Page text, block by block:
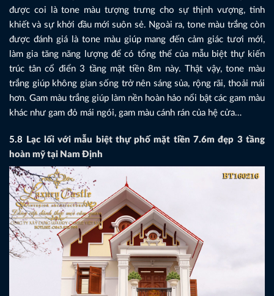
được coi là tone màu tượng trưng cho sự thịnh vượng, tinh
khiết và sự khởi đầu mới suôn sẻ. Ngoài ra, tone màu trắng còn
được đánh giá là tone màu giúp mang đến cảm giác tươi mới,
làm gia tăng năng lượng để có tổng thể của mẫu biệt thự kiến
trúc tân cổ điển 3 tầng mặt tiền 8m này. Thật vậy, tone màu
trắng giúp không gian sống trở nên sáng sủa, rộng rãi, thoải mái
hơn. Gam màu trắng giúp làm nền hoàn hảo nổi bật các gam màu
khác như gam đỏ mái ngói, gam màu cánh rán của hệ cửa…
5.8
Lạc lối với mẫu biệt thự phố mặt tiền 7.6m đẹp 3 tầng
hoàn mỹ tại Nam Định